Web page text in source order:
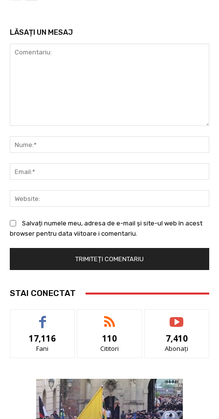
LĂSAȚI UN MESAJ
Salvați numele meu, adresa de e-mail și site-ul web în acest
browser pentru data viitoare i comentariu.
STAI CONECTAT
17,116
Fani
110
Cititori
7,410
Abonați